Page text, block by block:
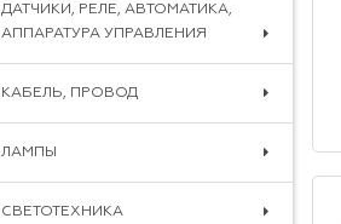
ДАТЧИКИ, РЕЛЕ, АВТОМАТИКА,
АППАРАТУРА УПРАВЛЕНИЯ
КАБЕЛЬ, ПРОВОД
ЛАМПЫ
СВЕТОТЕХНИКА